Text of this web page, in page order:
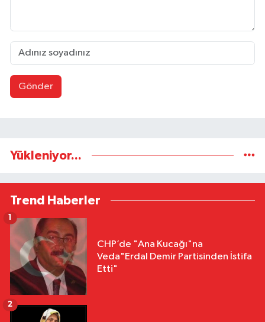
Gönder
Yükleniyor...
Trend Haberler
CHP’de "Ana Kucağı"na
Veda"Erdal Demir Partisinden İstifa
Etti"
2